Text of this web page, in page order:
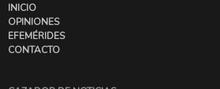
INICIO
OPINIONES
EFEMÉRIDES
CONTACTO